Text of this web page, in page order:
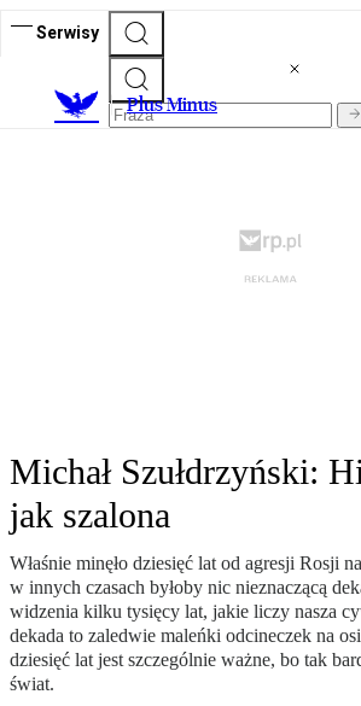
Serwisy
Plus Minus
Michał Szułdrzyński:
jak szalona
Właśnie minęło dziesięć lat od agresji Rosji
w innych czasach byłoby nic nieznaczącą
widzenia kilku tysięcy lat, jakie liczy nasza
dekada to zaledwie maleńki odcineczek na
dziesięć lat jest szczególnie ważne, bo tak
świat.